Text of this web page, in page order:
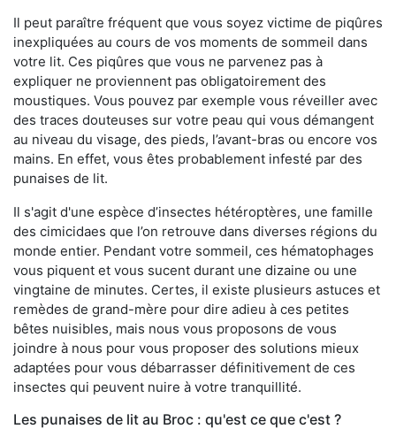
Il peut paraître fréquent que vous soyez victime de piqûres
inexpliquées au cours de vos moments de sommeil dans
votre lit. Ces piqûres que vous ne parvenez pas à
expliquer ne proviennent pas obligatoirement des
moustiques. Vous pouvez par exemple vous réveiller avec
des traces douteuses sur votre peau qui vous démangent
au niveau du visage, des pieds, l’avant-bras ou encore vos
mains. En effet, vous êtes probablement infesté par des
punaises de lit.
Il s'agit d'une espèce d’insectes hétéroptères, une famille
des cimicidaes que l’on retrouve dans diverses régions du
monde entier. Pendant votre sommeil, ces hématophages
vous piquent et vous sucent durant une dizaine ou une
vingtaine de minutes. Certes, il existe plusieurs astuces et
remèdes de grand-mère pour dire adieu à ces petites
bêtes nuisibles, mais nous vous proposons de vous
joindre à nous pour vous proposer des solutions mieux
adaptées pour vous débarrasser définitivement de ces
insectes qui peuvent nuire à votre tranquillité.
Les punaises de lit au Broc : qu'est ce que c'est ?